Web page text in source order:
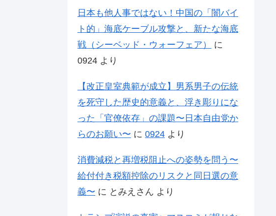
日本も他人事ではない！中国の「闇バイ
ト的」海底ケーブル攻撃と、新たな海底
戦（シーベッド・ウォーフェア）
に
0924 より
【改正皇室典範が成立】男系男子の伝統
を死守した歴史的意義と、浮き彫りにな
った「官僚依存」の課題〜日本自由党か
らのお願い〜 に 0924 より
消費減税と再増税阻止への姿勢を問う〜
給付付き税額控除のリスクと同日選の意
義〜 に とみえさん より